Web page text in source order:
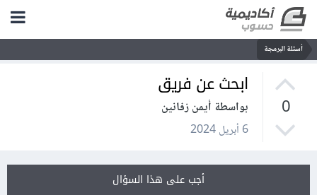
أسئلة البرمجة
0
ابحث عن فريق
بواسطة أيمن زفانين
6 أبريل 2024
أجب على هذا السؤال